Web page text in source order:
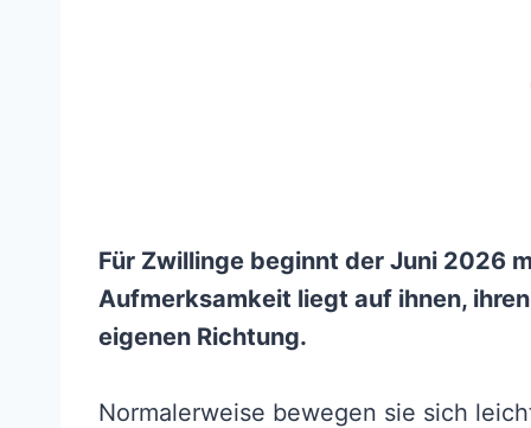
Für Zwillinge beginnt der Juni 2026
Aufmerksamkeit liegt auf ihnen,
eigenen Richtung.
Normalerweise bewegen sie sich